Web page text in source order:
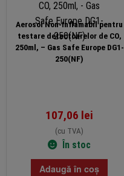
Aerosol Non-Inflamabil pentru
testare detectoarelor de CO,
250ml, – Gas Safe Europe DG1-
250(NF)
107,06 lei
(cu TVA)
În stoc
Adaugă în coș